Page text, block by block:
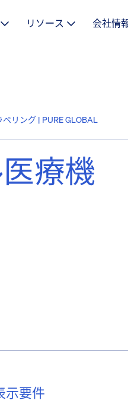
リソース 会社情
リング | PURE GLOBAL
療機
示要件